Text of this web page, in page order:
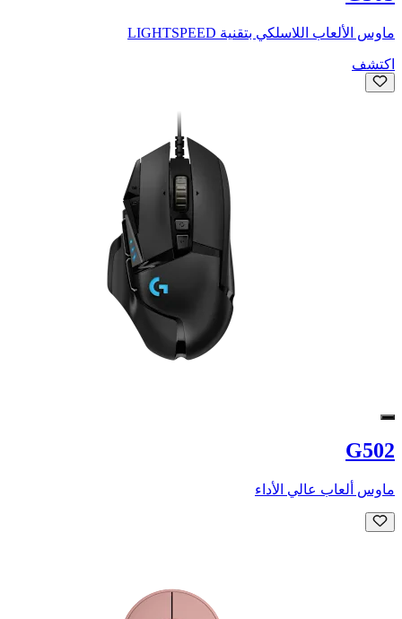
ماوس الألعاب اللاسلكي بتقنية LIGHTSPEED
اكتشف
G502
ماوس ألعاب عالي الأداء